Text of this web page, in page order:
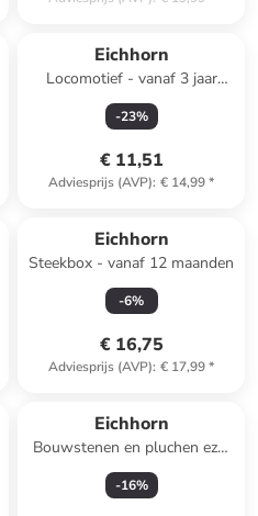
Eichhorn
Locomotief - vanaf 3 jaar
(verrassingsproduct)
-23%
€ 11,51
Adviesprijs (AVP): € 14,99*
Eichhorn
Steekbox - vanaf 12 maanden
-6%
€ 16,75
Adviesprijs (AVP): € 17,99*
Eichhorn
Bouwstenen en pluchen ezel
met geluid "HiPP" - vanaf 12
maanden
-16%